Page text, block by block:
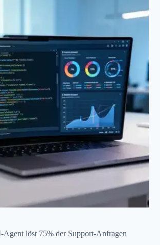
Agent löst 75% der Support-Anfragen